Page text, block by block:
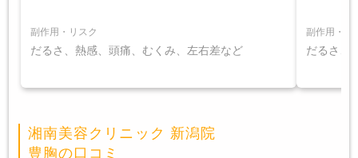
副作用・リスク
だるさ、熱感、頭痛、むくみ、左右差など
副作用・リ
だるさ、
湘南美容クリニック 新潟院
豊胸の口コミ